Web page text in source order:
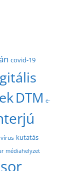
covid-19
DTM e-
kutatás
médiahelyzet